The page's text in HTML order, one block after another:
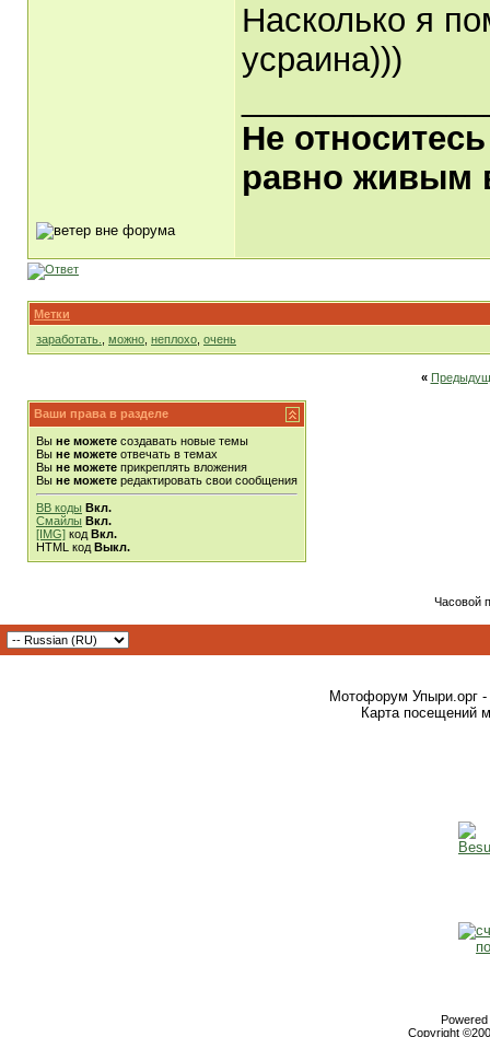
Насколько я
усраина)))
Не
равно живым
Метки
заработать.
можно неплохо очень
«
Ваши права в разделе
Вы не можете создавать новые темы
Вы не можете отвечать в темах
Вы не можете прикреплять вложения
Вы не можете редактировать свои сообщения
BB коды Вкл.
Смайлы Вкл.
[IMG] код Вкл.
HTML код Выкл.
Часовой
Мотофорум Упыри.орг -
Карта посещений
Copyright